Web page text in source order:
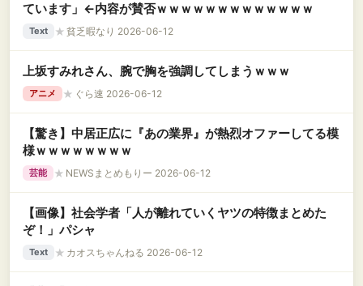
ています」←内容が賛否ｗｗｗｗｗｗｗｗｗｗｗｗｗ
Text ★ 貧乏暇なり 2026-06-12
上坂すみれさん、腕で胸を強調してしまうｗｗｗ
アニメ ★ ぐら速 2026-06-12
【驚き】中居正広に『あの業界』が熱烈オファーしてる模
様ｗｗｗｗｗｗｗｗ
芸能 ★ NEWSまとめもりー 2026-06-12
【画像】社会学者「人が離れていくヤツの特徴まとめた
ぞ！」パシャ
Text ★ カオスちゃんねる 2026-06-12